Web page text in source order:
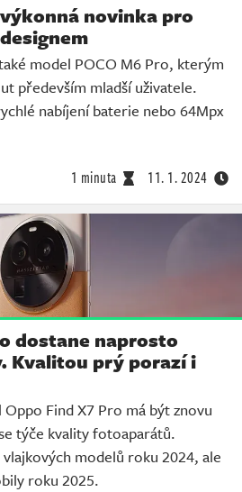
výkonná novinka pro
model POCO M6 Pro, kterým
především mladší uživatele.
nabíjení baterie nebo 64Mpx
1 minuta 11. 1. 2024
dostane naprosto
Kvalitou prý porazí i
Find X7 Pro má být znovu
týče kvality fotoaparátů.
modelů roku 2024, ale
roku 2025.